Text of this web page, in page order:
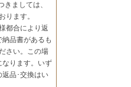
ましては、
ります。
都合により返
品書があるも
さい。この場
なります。いず
品･交換はい